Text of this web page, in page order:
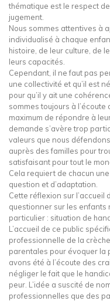
thématique est le respect
jugement.
Nous sommes attentives à
individualisé à chaque
histoire, de leur culture, de
leurs capacités.
Cependant, il ne faut pas
une collectivité et qu’il est
pour qu’il y ait une
sommes toujours à
maximum de répondre à
demande s’avère trop
valeurs que nous
auprès des familles pour
satisfaisant pour tout le
Cela requiert de chacun
question et d’adaptation.
Cette réflexion sur l’accueil
questionner sur les
particulier : situation de
L’accueil de ce public
professionnelle de la
parentales pour évoquer la
avons été à l’écoute des
négliger le fait que le
peur. L’idée a suscité de
professionnelles que des